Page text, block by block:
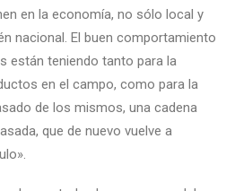
en la economía, no sólo local y
nacional. El buen comportamiento
están teniendo tanto para la
en el campo, como para la
de los mismos, una cadena
que de nuevo vuelve a